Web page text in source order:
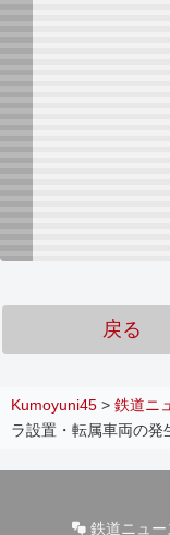
戻る
Kumoyuni45 > 鉄道ニ
ラ設置・転属車両の発
鉄道ニュー